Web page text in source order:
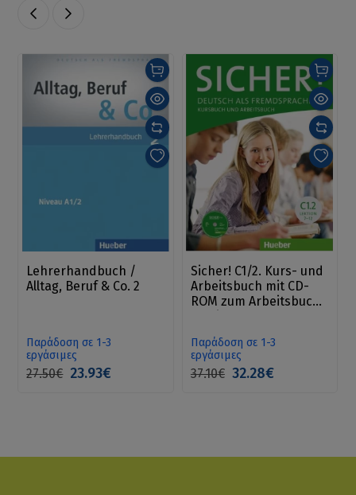
Lehrerhandbuch /
Alltag, Beruf & Co. 2
Παράδοση σε 1-3
εργάσιμες
27.50€ 23.93€
Sicher! C1/2. Kurs- und
Arbeitsbuch mit CD-
ROM zum Arbeitsbuch
Παράδοση σε 1-3
εργάσιμες
37.10€ 32.28€